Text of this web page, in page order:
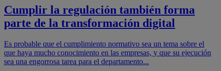
Cumplir la regulación también forma
parte de la transformación digital
Es probable que el cumplimiento normativo sea un tema sobre el
que haya mucho conocimiento en las empresas, y que su ejecución
sea una engorrosa tarea para el departamento...